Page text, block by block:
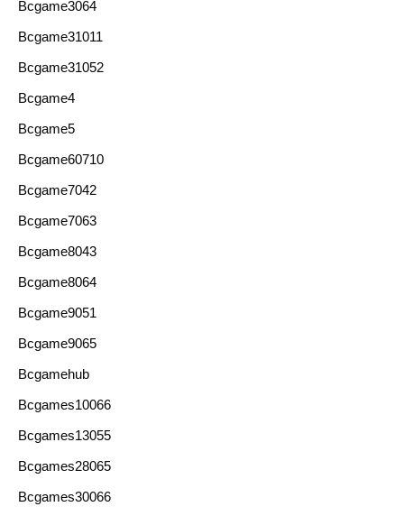
Bcgame3064
Bcgame31011
Bcgame31052
Bcgame4
Bcgame5
Bcgame60710
Bcgame7042
Bcgame7063
Bcgame8043
Bcgame8064
Bcgame9051
Bcgame9065
Bcgamehub
Bcgames10066
Bcgames13055
Bcgames28065
Bcgames30066